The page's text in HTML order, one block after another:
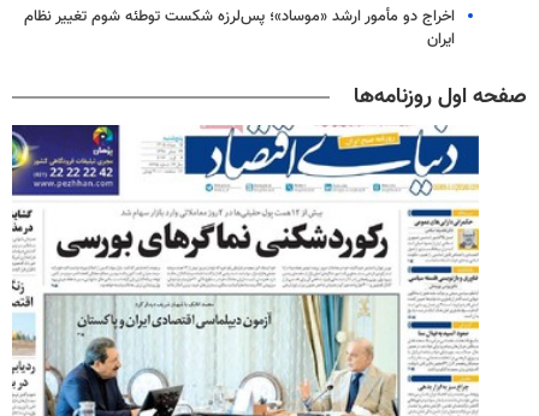
اخراج دو مأمور ارشد «موساد»؛ پس‌لرزه شکست توطئه شوم تغییر نظام
ایران
صفحه اول روزنامه‌ها